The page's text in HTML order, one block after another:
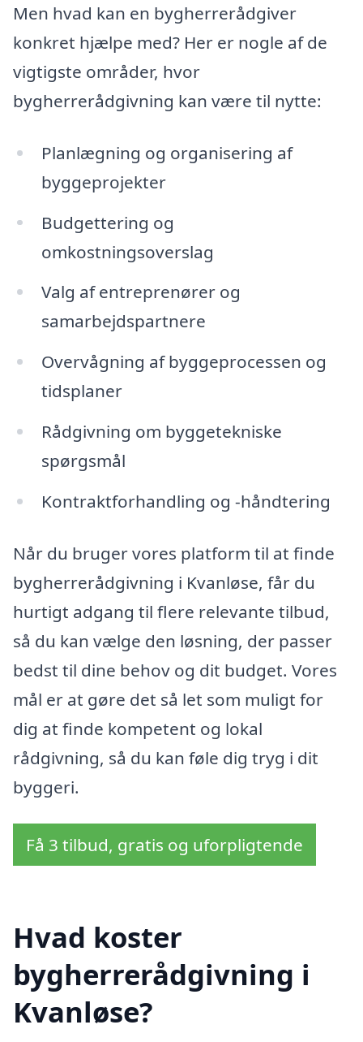
Men hvad kan en bygherrerådgiver
konkret hjælpe med? Her er nogle af de
vigtigste områder, hvor
bygherrerådgivning kan være til nytte:
Planlægning og organisering af
byggeprojekter
Budgettering og
omkostningsoverslag
Valg af entreprenører og
samarbejdspartnere
Overvågning af byggeprocessen og
tidsplaner
Rådgivning om byggetekniske
spørgsmål
Kontraktforhandling og -håndtering
Når du bruger vores platform til at finde
bygherrerådgivning i Kvanløse, får du
hurtigt adgang til flere relevante tilbud,
så du kan vælge den løsning, der passer
bedst til dine behov og dit budget. Vores
mål er at gøre det så let som muligt for
dig at finde kompetent og lokal
rådgivning, så du kan føle dig tryg i dit
byggeri.
Få 3 tilbud, gratis og uforpligtende
Hvad koster
bygherrerådgivning i
Kvanløse?